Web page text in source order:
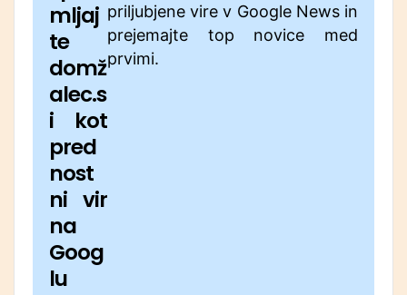
mljaj
te
domž
alec.s
i kot
pred
nost
ni vir
na
Goog
lu
priljubjene vire v Google News in
prejemajte top novice med
prvimi.